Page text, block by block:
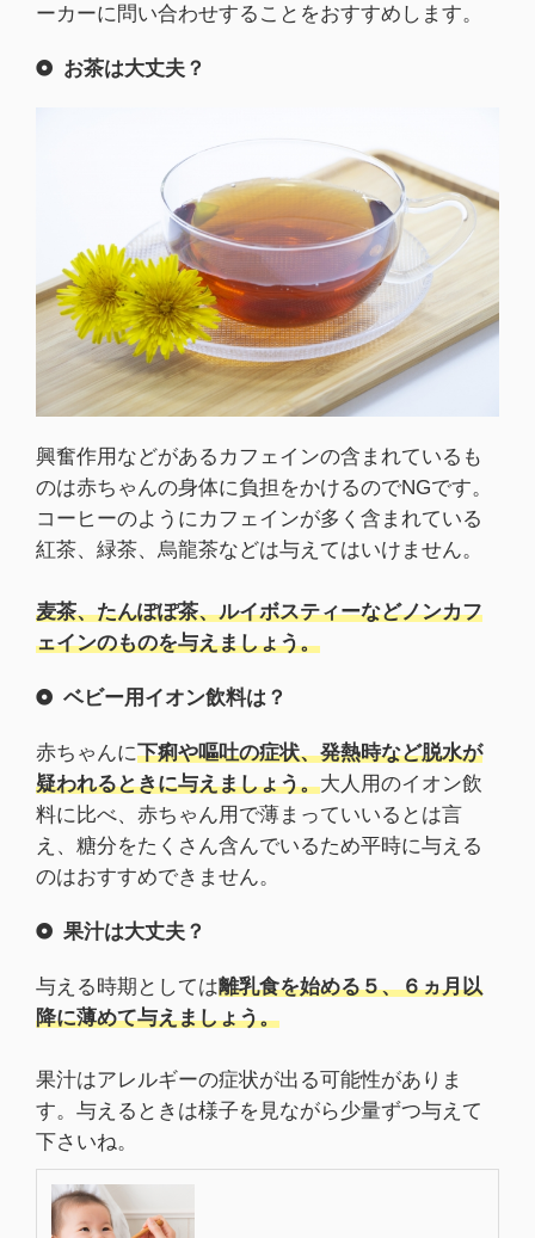
ーカーに問い合わせすることをおすすめします。
お茶は大丈夫？
興奮作用などがあるカフェインの含まれているも
のは赤ちゃんの身体に負担をかけるのでNGです。
コーヒーのようにカフェインが多く含まれている
紅茶、緑茶、烏龍茶などは与えてはいけません。
麦茶、たんぽぽ茶、ルイボスティーなどノンカフ
ェインのものを与えましょう。
ベビー用イオン飲料は？
赤ちゃんに下痢や嘔吐の症状、発熱時など脱水が
疑われるときに与えましょう。大人用のイオン飲
料に比べ、赤ちゃん用で薄まっていいるとは言
え、糖分をたくさん含んでいるため平時に与える
のはおすすめできません。
果汁は大丈夫？
与える時期としては離乳食を始める５、６ヵ月以
降に薄めて与えましょう。
果汁はアレルギーの症状が出る可能性がありま
す。与えるときは様子を見ながら少量ずつ与えて
下さいね。